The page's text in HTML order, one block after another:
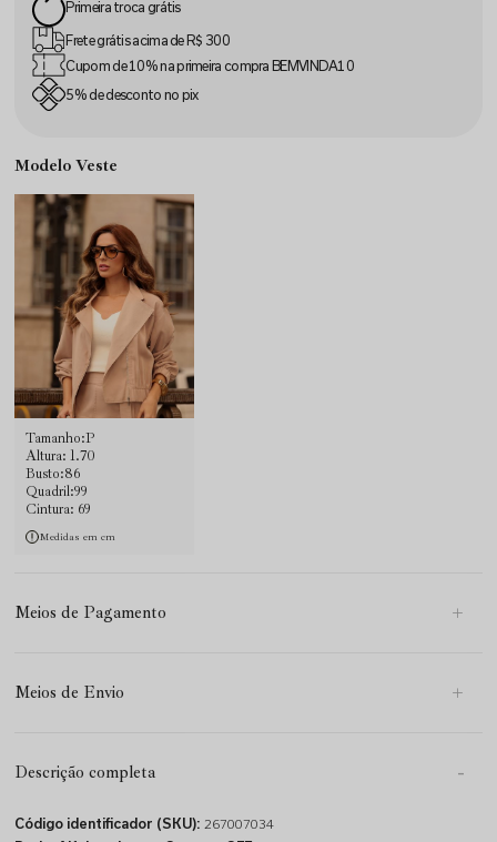
Primeira troca grátis
Frete grátis acimade R$ 300
Cupom de 10% naprimeira compraBEMVINDA10
5% de desconto no pix
Modelo Veste
Tamanho:P
Altura: 1.70
Busto:86
Quadril:99
Cintura: 69
Medidas em cm
Meios de Pagamento
Meios de Envio
Descrição completa
Código identificador (SKU): 267007034